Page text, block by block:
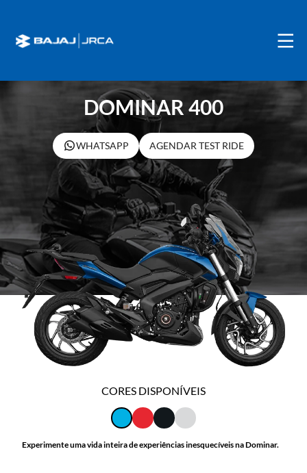
DOMINAR 400
WHATSAPP AGENDAR TEST RIDE
CORES DISPONÍVEIS
Experimente uma vida inteira de experiências inesquecíveis na Dominar.